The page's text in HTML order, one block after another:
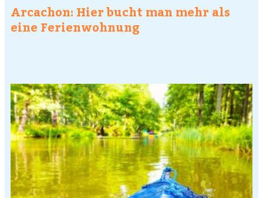
Arcachon: Hier bucht man mehr als
eine Ferienwohnung